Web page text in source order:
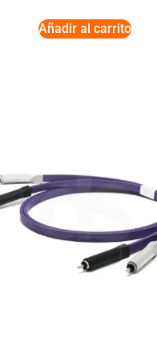
Añadir al carrito